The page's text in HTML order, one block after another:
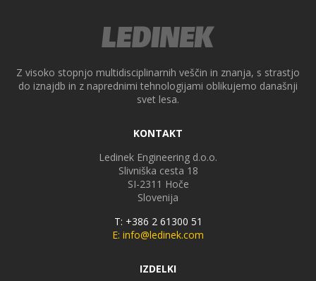
Z visoko stopnjo multidisciplinarnih veščin in znanja, s strastjo
do iznajdb in z naprednimi tehnologijami oblikujemo današnji
svet lesa.
KONTAKT
Ledinek Engineering d.o.o.
Slivniška cesta 18
SI-2311 Hoče
Slovenija
T: +386 2 61300 51
E: info@ledinek.com
IZDELKI